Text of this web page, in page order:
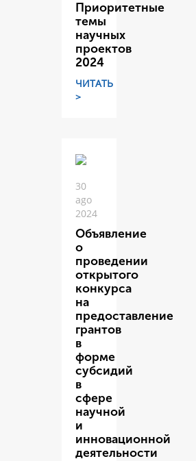
Приоритетные
темы
научных
проектов
2024
ЧИТАТЬ
>
30
ago
2024
Объявление
о
проведении
открытого
конкурса
на
предоставление
грантов
в
форме
субсидий
в
сфере
научной
и
инновационной
деятельности